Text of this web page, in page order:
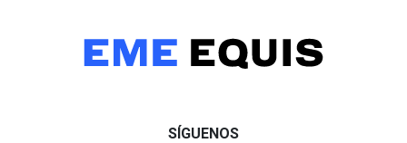
SÍGUENOS